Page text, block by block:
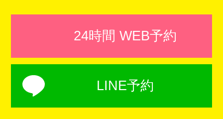
24時間 WEB予約
LINE予約